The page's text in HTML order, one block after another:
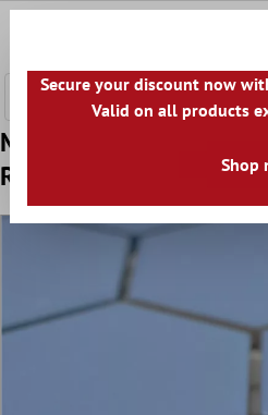
Mønster fra Keramisk
R10B Sekskant Blå H51
Secure your discount now
Valid on all products
Shop